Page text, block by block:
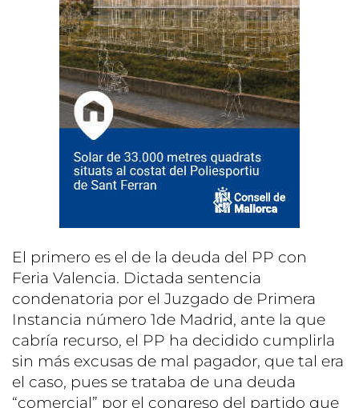
El primero es el de la deuda del PP con
Feria Valencia. Dictada sentencia
condenatoria por el Juzgado de Primera
Instancia número 1de Madrid, ante la que
cabría recurso, el PP ha decidido cumplirla
sin más excusas de mal pagador, que tal era
el caso, pues se trataba de una deuda
“comercial” por el congreso del partido que